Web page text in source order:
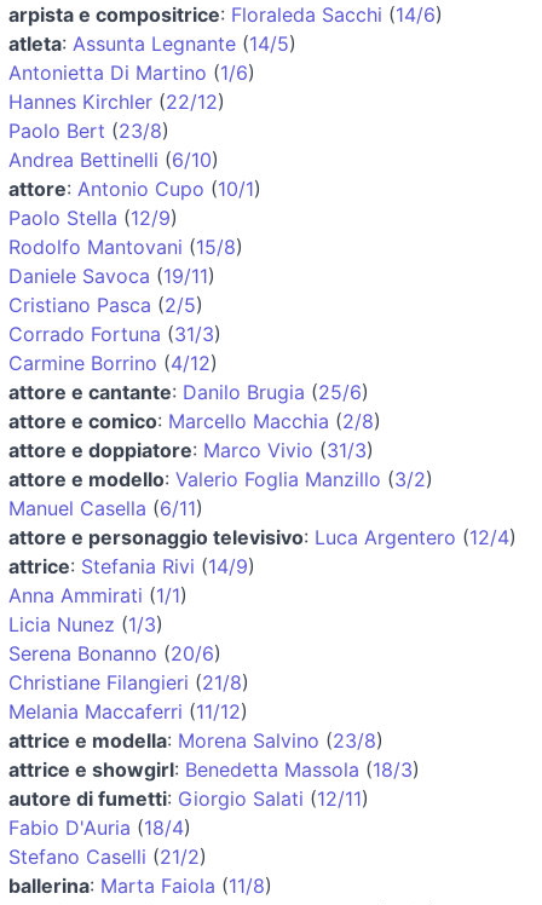
arpista e compositrice: Floraleda Sacchi (14/6)
atleta: Assunta Legnante (14/5)
Antonietta Di Martino (1/6)
Hannes Kirchler (22/12)
Paolo Bert (23/8)
Andrea Bettinelli (6/10)
attore: Antonio Cupo (10/1)
Paolo Stella (12/9)
Rodolfo Mantovani (15/8)
Daniele Savoca (19/11)
Cristiano Pasca (2/5)
Corrado Fortuna (31/3)
Carmine Borrino (4/12)
attore e cantante: Danilo Brugia (25/6)
attore e comico: Marcello Macchia (2/8)
attore e doppiatore: Marco Vivio (31/3)
attore e modello: Valerio Foglia Manzillo (3/2)
Manuel Casella (6/11)
attore e personaggio televisivo: Luca Argentero (12/4)
attrice: Stefania Rivi (14/9)
Anna Ammirati (1/1)
Licia Nunez (1/3)
Serena Bonanno (20/6)
Christiane Filangieri (21/8)
Melania Maccaferri (11/12)
attrice e modella: Morena Salvino (23/8)
attrice e showgirl: Benedetta Massola (18/3)
autore di fumetti: Giorgio Salati (12/11)
Fabio D'Auria (18/4)
Stefano Caselli (21/2)
ballerina: Marta Faiola (11/8)